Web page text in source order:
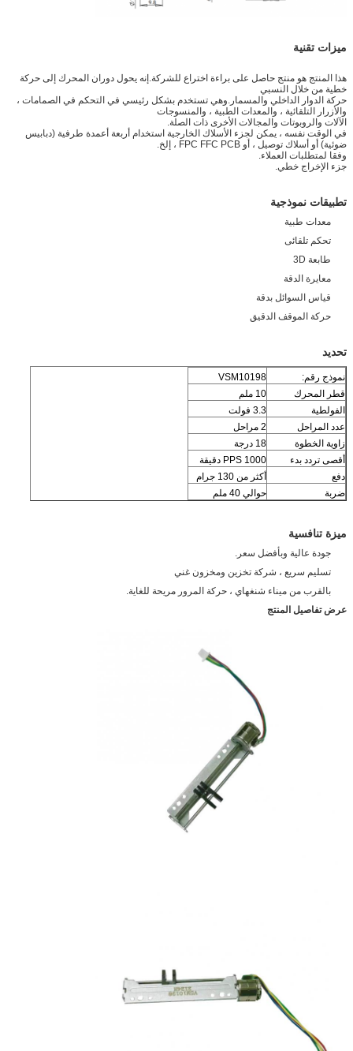
ميزات تقنية
هذا المنتج هو منتج حاصل على براءة اختراع للشركة.إنه يحول دوران المحرك إلى حركة
خطية من خلال النسبي
حركة الدوار الداخلي والمسمار.وهي تستخدم بشكل رئيسي في التحكم في الصمامات ،
والأزرار التلقائية ، والمعدات الطبية ، والمنسوجات
الآلات والروبوتات والمجالات الأخرى ذات الصلة.
في الوقت نفسه ، يمكن لجزء الأسلاك الخارجية استخدام أربعة أعمدة طرفية (دبابيس
ضوئية) أو أسلاك توصيل ، أو FPC FFC PCB ، إلخ.
وفقا لمتطلبات العملاء.
جزء الإخراج خطي.
تطبيقات نموذجية
معدات طبية
تحكم تلقائى
طابعة 3D
معايرة الدقة
قياس السوائل بدقة
حركة الموقف الدقيق
تحديد
نموذج رقم:
VSM10198
قطر المحرك
10 ملم
الفولطية
3.3 فولت
عدد المراحل
2 مراحل
زاوية الخطوة
18 درجة
أقصى تردد بدء
1000 PPS دقيقة
دفع
أكثر من 130 جرام
ضربة
حوالي 40 ملم
ميزة تنافسية
جودة عالية وبأفضل سعر.
تسليم سريع ، شركة تخزين ومخزون غني
بالقرب من ميناء شنغهاي ، حركة المرور مريحة للغاية.
عرض تفاصيل المنتج